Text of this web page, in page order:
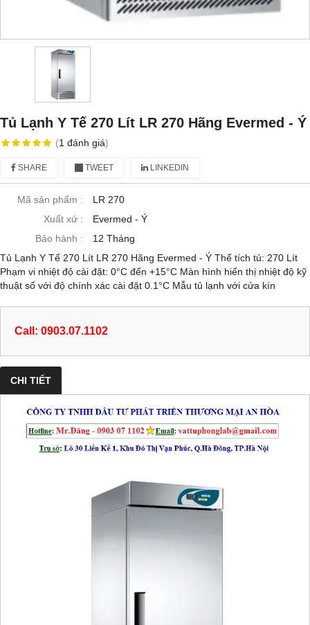
Tủ Lạnh Y Tế 270 Lít LR 270 Hãng Evermed - Ý
(1 đánh giá)
SHARE TWEET LINKEDIN
Mã sản phẩm :
LR 270
Xuất xứ :
Evermed - Ý
Bảo hành :
12 Tháng
Tủ Lạnh Y Tế 270 Lít LR 270 Hãng Evermed - Ý Thể tích tủ: 270 Lít
Phạm vi nhiệt độ cài đặt: 0°C đến +15°C Màn hình hiển thị nhiệt độ kỹ
thuật số với độ chính xác cài đặt 0.1°C Mẫu tủ lạnh với cửa kín
Call: 0903.07.1102
CHI TIẾT